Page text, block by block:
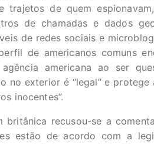
trajetos de quem
de chamadas e dados
de redes sociais e
de americanos comuns
americana ao ser
no exterior é “legal” e
inocentes”.
britânica recusou-se a
estão de acordo com a